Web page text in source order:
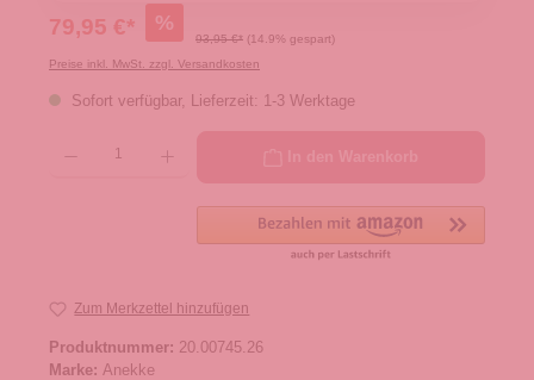
79,95 €* %
93,95 €* (14.9% gespart)
Preise inkl. MwSt. zzgl. Versandkosten
Sofort verfügbar, Lieferzeit: 1-3 Werktage
Zum Merkzettel hinzufügen
Produktnummer: 20.00745.26
Marke: Anekke